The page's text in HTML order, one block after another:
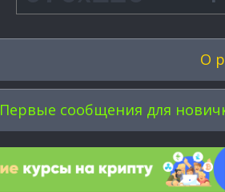
О
Первые сообщения для